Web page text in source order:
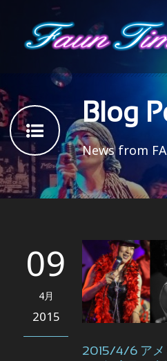
Blog
News from
09
4月
2015
2015/4/6 アメ